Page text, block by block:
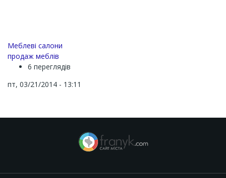
Меблеві салони
продаж меблів
6 переглядів
пт, 03/21/2014 - 13:11